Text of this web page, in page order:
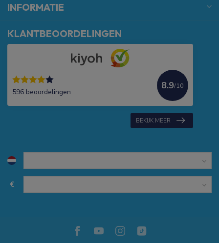
INFORMATIE
KLANTBEOORDELINGEN
596 beoordelingen
8.9/10
BEKIJK MEER
€